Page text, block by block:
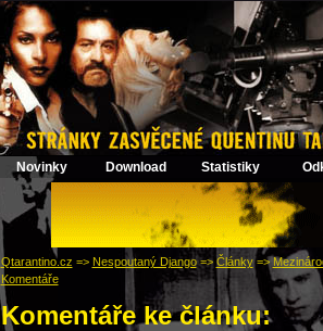
Novinky Download Statistiky
Qtarantino.cz => Nespoutaný Django=> Články=>
Komentáře
Komentáře ke článku: